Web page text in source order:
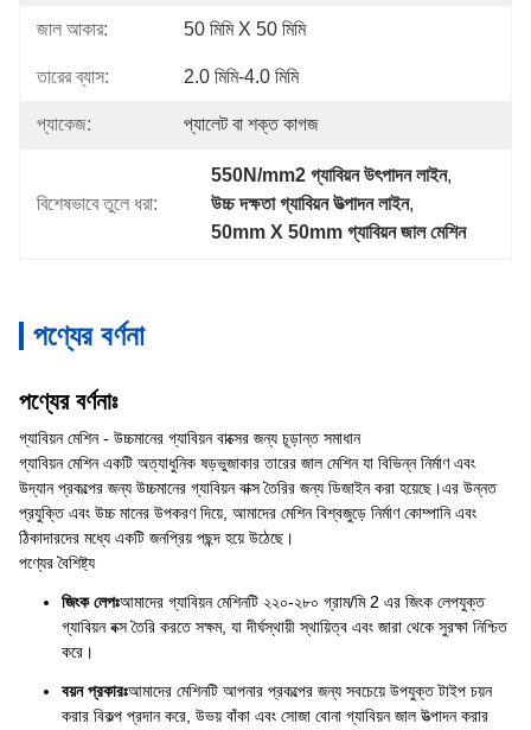
জাল আকার: 50 মিমি X 50 মিমি
তারের ব্যাস: 2.0 মিমি-4.0 মিমি
প্যাকেজ: প্যালেট বা শক্ত কাগজ
বিশেষভাবে তুলে ধরা:
550N/mm2 গ্যাবিয়ন উৎপাদন লাইন,
উচ্চ দক্ষতা গ্যাবিয়ন উত্পাদন লাইন,
50mm X 50mm গ্যাবিয়ন জাল মেশিন
পণ্যের বর্ণনা
পণ্যের বর্ণনাঃ
গ্যাবিয়ন মেশিন - উচ্চমানের গ্যাবিয়ন বাক্সের জন্য চূড়ান্ত সমাধান
গ্যাবিয়ন মেশিন একটি অত্যাধুনিক ষড়ভুজাকার তারের জাল মেশিন যা বিভিন্ন নির্মাণ এবং
উদ্যান প্রকল্পের জন্য উচ্চমানের গ্যাবিয়ন বাক্স তৈরির জন্য ডিজাইন করা হয়েছে।এর উন্নত
প্রযুক্তি এবং উচ্চ মানের উপকরণ দিয়ে, আমাদের মেশিন বিশ্বজুড়ে নির্মাণ কোম্পানি এবং
ঠিকাদারদের মধ্যে একটি জনপ্রিয় পছন্দ হয়ে উঠেছে।
পণ্যের বৈশিষ্ট্য
জিংক লেপঃআমাদের গ্যাবিয়ন মেশিনটি ২২০-২৮০ গ্রাম/মি 2 এর জিংক লেপযুক্ত
গ্যাবিয়ন বক্স তৈরি করতে সক্ষম, যা দীর্ঘস্থায়ী স্থায়িত্ব এবং জারা থেকে সুরক্ষা নিশ্চিত
করে।
বয়ন প্রকারঃআমাদের মেশিনটি আপনার প্রকল্পের জন্য সবচেয়ে উপযুক্ত টাইপ চয়ন
করার বিকল্প প্রদান করে, উভয় বাঁকা এবং সোজা বোনা গ্যাবিয়ন জাল উত্পাদন করার